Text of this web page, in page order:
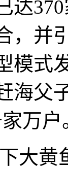
达
，并
模式
海父
万户
大